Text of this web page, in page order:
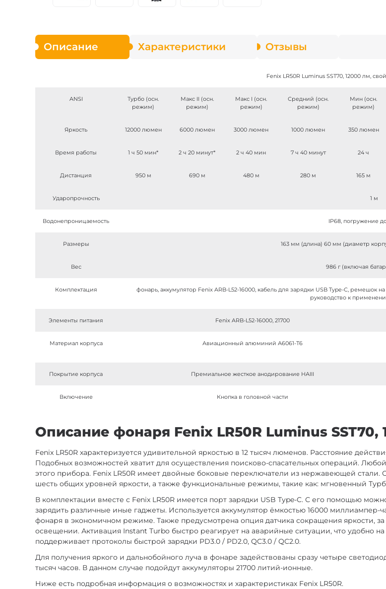
Описание Характеристики Отзывы
Fenix LR50R Luminus SST70, 12000 лм,
ANSI
Турбо (осн.
режим)
Макс II (осн.
режим)
Макс I (осн.
режим)
Средний (осн.
режим)
Мин (осн.
режим)
Яркость 12000 люмен 6000 люмен 3000 люмен 1000 люмен 350 люмен
Время работы 1 ч 50 мин* 2 ч 20 минут* 2 ч 40 мин 7 ч 40 минут 24 ч
Дистанция 950 м 690 м 480 м 280 м 165 м
Ударопрочность 1 м
Водонепроницаемость IP68, погружение
Размеры 163 мм (длина) 60 мм (диаметр
Вес 986 г (включая
Комплектация
фонарь, аккумулятор Fenix ARB-L52-16000, кабель для зарядки USB Type-C, ремешок
руководство к
Элементы питания Fenix ARB-L52-16000, 21700
Материал корпуса Авиационный алюминий А6061-Т6
Покрытие корпуса Премиальное жесткое анодирование НАIII
Включение Кнопка в головной части
Описание фонаря Fenix LR50R Luminus SST70,
Fenix LR50R характеризуется удивительной яркостью в 12 тысяч люменов. Расстояние
Подобных возможностей хватит для осуществления поисково-спасательных операций.
этого прибора. Fenix LR50R имеет двойные боковые переключатели из нержавеющей
шесть общих уровней яркости, а также функциональные режимы, такие как: мгновенный
В комплектации вместе с Fenix LR50R имеется порт зарядки USB Type-C. С его помощью
зарядить различные иные гаджеты. Используется аккумулятор ёмкостью 16000 миллиампер-
фонаря в экономичном режиме. Также предусмотрена опция датчика сокращения яркости,
освещении. Активация Instant Turbo быстро реагирует на аварийные ситуации, что удобно
поддерживает протоколы быстрой зарядки PD3.0 / PD2.0, QC3.0 / QC2.0.
Для получения яркого и дальнобойного луча в фонаре задействованы сразу четыре
тысяч часов. В данном случае подойдут аккумуляторы 21700 литий-ионные.
Ниже есть подробная информация о возможностях и характеристиках Fenix LR50R.